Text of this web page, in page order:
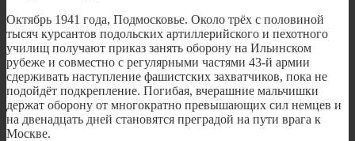
Октябрь 1941 года, Подмосковье. Около трёх с половиной
тысяч курсантов подольских артиллерийского и пехотного
училищ получают приказ занять оборону на Ильинском
рубеже и совместно с регулярными частями 43-й армии
сдерживать наступление фашистских захватчиков, пока не
подойдёт подкрепление. Погибая, вчерашние мальчишки
держат оборону от многократно превышающих сил немцев и
на двенадцать дней становятся преградой на пути врага к
Москве.